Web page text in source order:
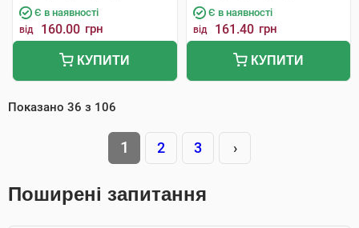
Є в наявності
від 160.00 грн
КУПИТИ
Є в наявності
від 161.40 грн
КУПИТИ
Показано 36 з 106
1 2 3 ›
Поширені запитання